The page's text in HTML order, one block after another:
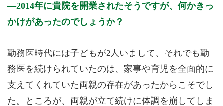
2014年に貴院を開業されたそうですが、何かきっ
かけがあったのでしょうか？
勤務医時代には子どもが2人いまして、それでも勤
務医を続けられていたのは、家事や育児を全面的に
支えてくれていた両親の存在があったからこそでし
た。ところが、両親が立て続けに体調を崩してしま